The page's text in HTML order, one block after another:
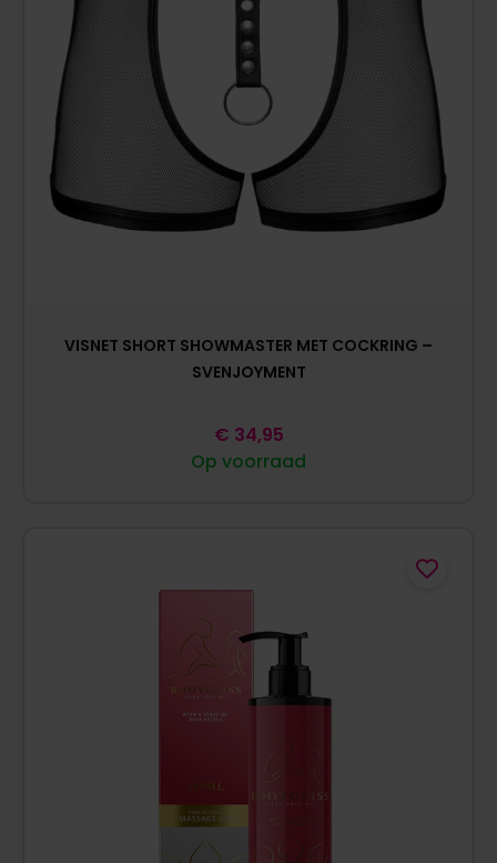
VISNET SHORT SHOWMASTER MET COCKRING –
SVENJOYMENT
Op voorraad
€ 34,95